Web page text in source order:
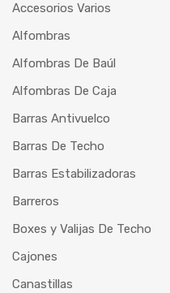
Accesorios Varios
Alfombras
Alfombras De Baúl
Alfombras De Caja
Barras Antivuelco
Barras De Techo
Barras Estabilizadoras
Barreros
Boxes y Valijas De Techo
Cajones
Canastillas